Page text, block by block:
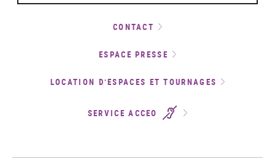
CONTACT
ESPACE PRESSE
LOCATION D’ESPACES ET TOURNAGES
SERVICE ACCEO